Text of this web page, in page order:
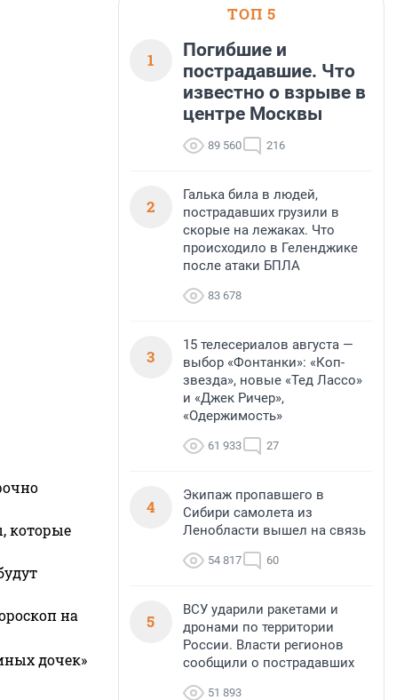
которые
на
дочек»
ТОП 5
1
Погибшие и
пострадавшие. Что
известно о взрыве в
центре Москвы
89 560 216
2
Галька била в людей,
пострадавших грузили в
скорые на лежаках. Что
происходило в Геленджике
после атаки БПЛА
83 678
3
15 телесериалов августа —
выбор «Фонтанки»: «Коп-
звезда», новые «Тед Лассо»
и «Джек Ричер»,
«Одержимость»
61 933 27
4
Экипаж пропавшего в
Сибири самолета из
Ленобласти вышел на связь
54 817 60
5
ВСУ ударили ракетами и
дронами по территории
России. Власти регионов
сообщили о пострадавших
51 893